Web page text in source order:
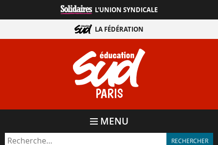
directement
contenu
PARIS
L'UNION SYNDICALE
LA FÉDÉRATION
MENU